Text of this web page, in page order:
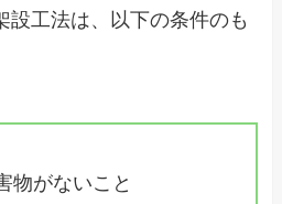
設工法は、以下の条件のも
物がないこと